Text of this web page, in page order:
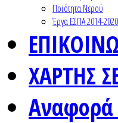
Ποιότητα Νερού
Έργα ΕΣΠΑ 2014-2020
ΧΑΡΤΗΣ